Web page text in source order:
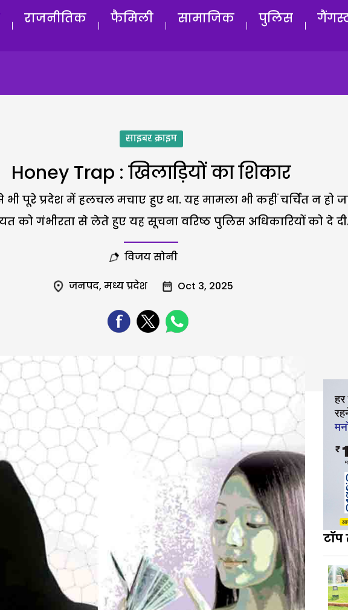
राजनीतिक फैमिली सामाजिक पुलिस
साइबर क्राइम
Honey Trap : खिलाड़ियों का शिकार
भी पूरे प्रदेश में हलचल मचाए हुए था. यह मामला भी कहीं चर्चित न
को गंभीरता से लेते हुए यह सूचना वरिष्ठ पुलिस अधिकारियों को दे दी.
विजय सोनी
जनपद, मध्य प्रदेश Oct 3, 2025
टॉप